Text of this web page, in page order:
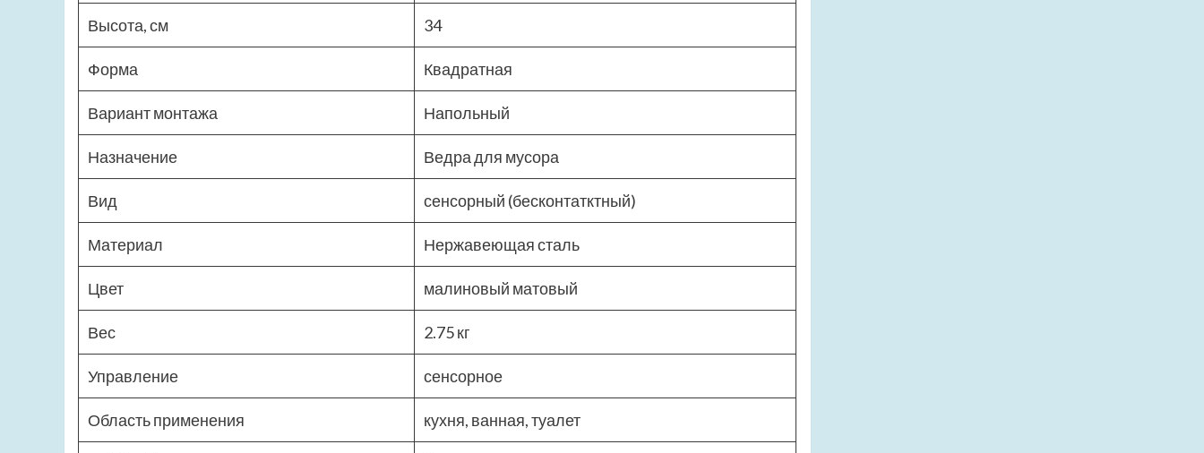
Высота, см 34
Форма Квадратная
Вариант монтажа Напольный
Назначение Ведра для мусора
Вид сенсорный (бесконтатктный)
Материал Нержавеющая сталь
Цвет малиновый матовый
Вес 2.75 кг
Управление сенсорное
Область применения кухня, ванная, туалет